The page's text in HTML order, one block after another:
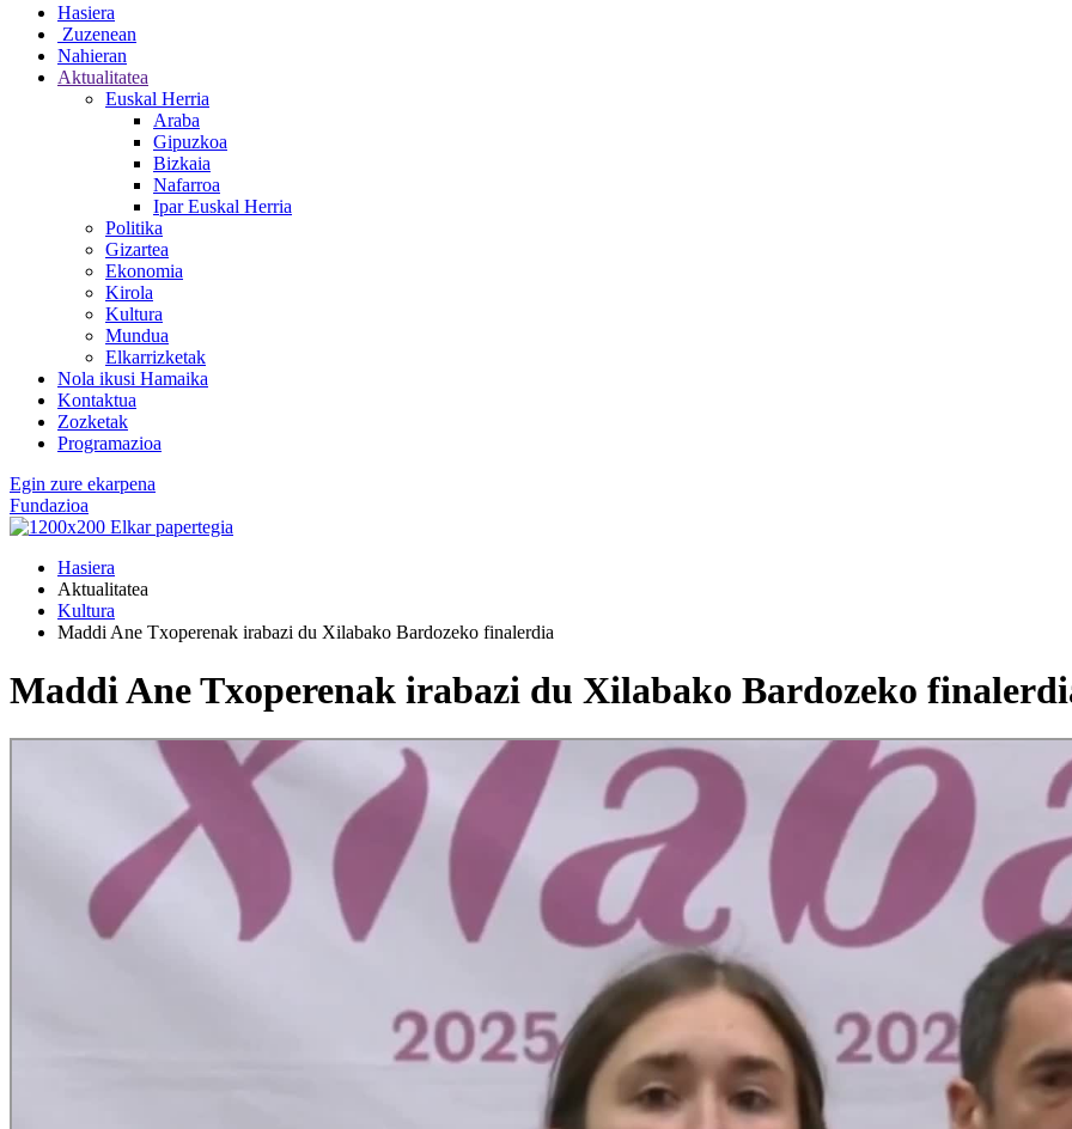
Hasiera
Zuzenean
Nahieran
Aktualitatea
Euskal Herria
Araba
Gipuzkoa
Bizkaia
Nafarroa
Ipar Euskal Herria
Politika
Gizartea
Ekonomia
Kirola
Kultura
Mundua
Elkarrizketak
Nola ikusi Hamaika
Kontaktua
Zozketak
Programazioa
Egin zure ekarpena
Fundazioa
Hasiera
Aktualitatea
Kultura
Maddi Ane Txoperenak irabazi du Xilabako Bardozeko finalerdia
Maddi Ane Txoperenak irabazi du Xilabako Bardozeko